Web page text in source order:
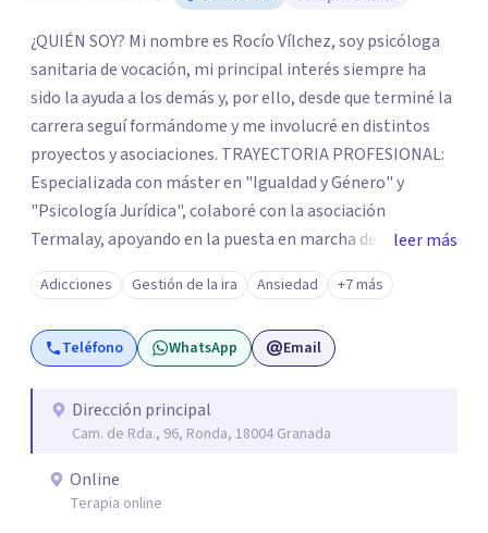
¿QUIÉN SOY? Mi nombre es Rocío Vílchez, soy psicóloga
sanitaria de vocación, mi principal interés siempre ha
sido la ayuda a los demás y, por ello, desde que terminé la
carrera seguí formándome y me involucré en distintos
proyectos y asociaciones. TRAYECTORIA PROFESIONAL:
Especializada con máster en "Igualdad y Género" y
"Psicología Jurídica", colaboré con la asociación
Termalay, apoyando en la puesta en marcha de
programas para el apoyo a familias; en Márgenes y
Vínculos, valoración e intervención con menores; en el
Centro penitenciario de Alhaurín de la Torre,
investigación sobre hombres condenados por violencia
Residencias de Adultos con Discapacidad Intelectual y
Problemas de Conducta, terapias para mujeres víctimas
Autoestima -Ansiedad -Ataques de pánico -Fobias -
leer más
Adicciones Gestión de la ira Ansiedad +7 más
Teléfono WhatsApp Email
Dirección principal
Cam. de Rda., 96, Ronda, 18004 Granada
Online
Terapia online